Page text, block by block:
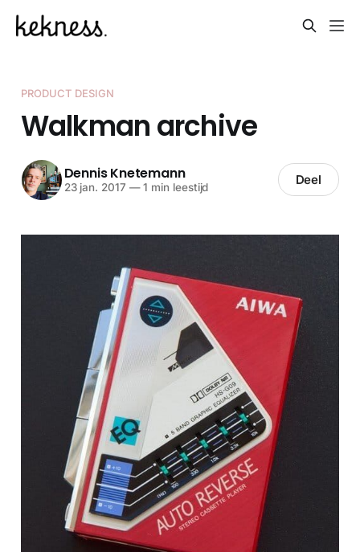
PRODUCT DESIGN
Walkman archive
Dennis Knetemann
23 jan. 2017 —1 min leestijd Deel